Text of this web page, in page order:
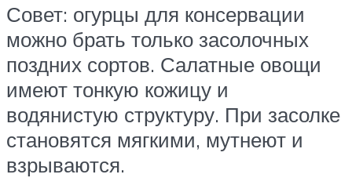
Совет: огурцы для консервации
можно брать только засолочных
поздних сортов. Салатные овощи
имеют тонкую кожицу и
водянистую структуру. При засолке
становятся мягкими, мутнеют и
взрываются.